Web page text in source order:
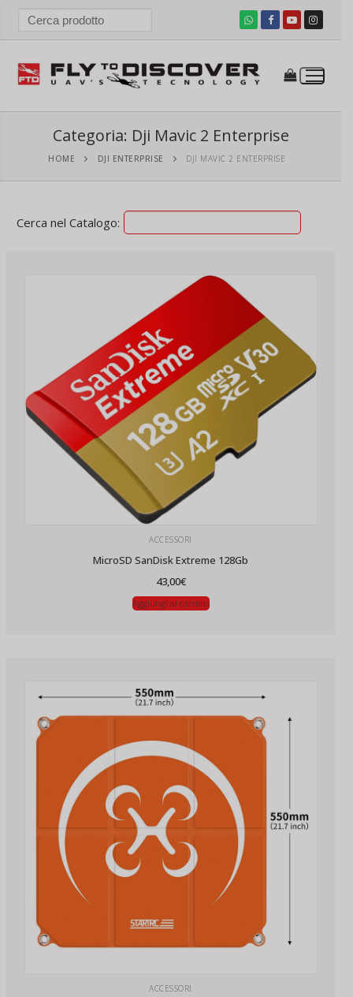
contenuto
Categoria: Dji Mavic 2 Enterprise
HOME DJI ENTERPRISE DJI MAVIC 2 ENTERPRISE
Cerca nel Catalogo:
ACCESSORI
MicroSD SanDisk Extreme 128Gb
43,00€
Aggiungi al carrello
ACCESSORI